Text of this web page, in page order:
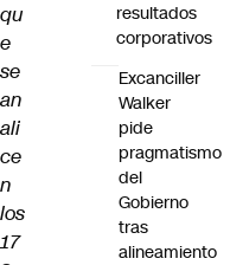
qu
e
se
an
ali
ce
n
los
17
resultados
corporativos
Excanciller
Walker
pide
pragmatismo
del
Gobierno
tras
alineamiento